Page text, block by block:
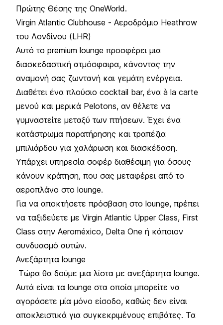
Πρώτης Θέσης της OneWorld.
Virgin Atlantic Clubhouse - Αεροδρόμιο Heathrow
του Λονδίνου (LHR)
Αυτό το premium lounge προσφέρει μια
διασκεδαστική ατμόσφαιρα, κάνοντας την
αναμονή σας ζωντανή και γεμάτη ενέργεια.
Διαθέτει ένα πλούσιο cocktail bar, ένα à la carte
μενού και μερικά Pelotons, αν θέλετε να
γυμναστείτε μεταξύ των πτήσεων. Έχει ένα
κατάστρωμα παρατήρησης και τραπέζια
μπιλιάρδου για χαλάρωση και διασκέδαση.
Υπάρχει υπηρεσία σοφέρ διαθέσιμη για όσους
κάνουν κράτηση, που σας μεταφέρει από το
αεροπλάνο στο lounge.
Για να αποκτήσετε πρόσβαση στο lounge, πρέπει
να ταξιδεύετε με Virgin Atlantic Upper Class, First
Class στην Aeroméxico, Delta One ή κάποιον
συνδυασμό αυτών.
Ανεξάρτητα lounge
Τώρα θα δούμε μια λίστα με ανεξάρτητα lounge.
Αυτά είναι τα lounge στα οποία μπορείτε να
αγοράσετε μία μόνο είσοδο, καθώς δεν είναι
αποκλειστικά για συγκεκριμένους επιβάτες. Τα